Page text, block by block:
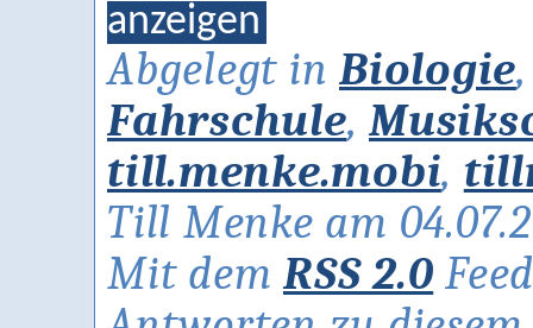
anzeigen
Abgelegt inBiologie
Fahrschule,
till.menke.mobi,
Till Menke am
Mit demRSS 2.0